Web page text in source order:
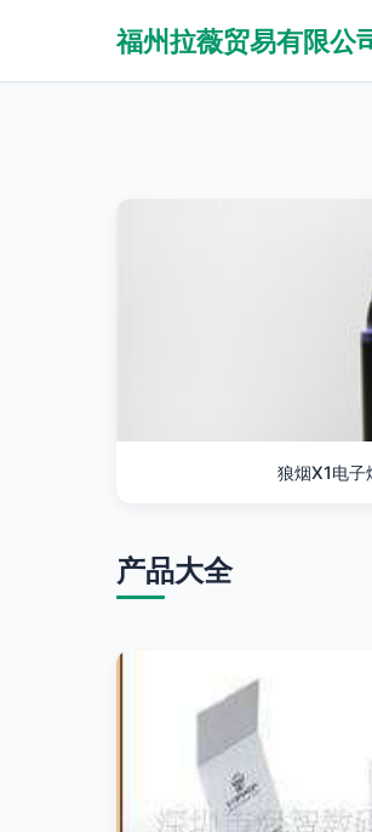
福州拉薇贸易有限公
狼烟X1电子
产品大全